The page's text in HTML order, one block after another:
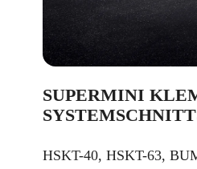
SUPERMINI
HSKT-40, HSKT-63,